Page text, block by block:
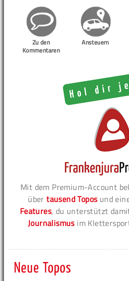
Zu den
Kommentaren
Ansteuern
Mit dem Premium-Account
übertausend Toposund
Features, du unterstützt
Journalismusim
Neue Topos